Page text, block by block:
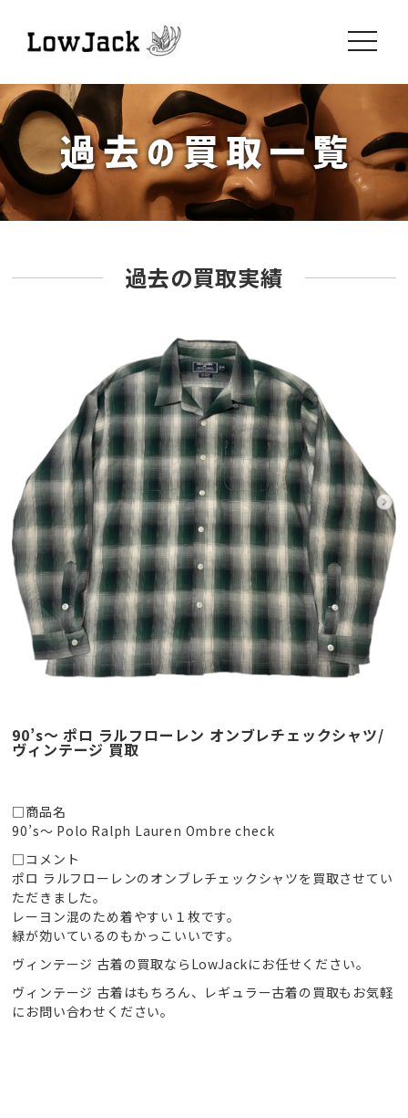
toggle
過去の買取実績
90’s～ ポロ ラルフローレン オンブレチェックシャツ/
ヴィンテージ 買取
□商品名
90’s～ Polo Ralph Lauren Ombre check
□コメント
ポロ ラルフローレンのオンブレチェックシャツを買取させてい
ただきました。
レーヨン混のため着やすい１枚です。
緑が効いているのもかっこいいです。
ヴィンテージ 古着の買取ならLowJackにお任せください。
ヴィンテージ 古着はもちろん、レギュラー古着の買取もお気軽
にお問い合わせください。